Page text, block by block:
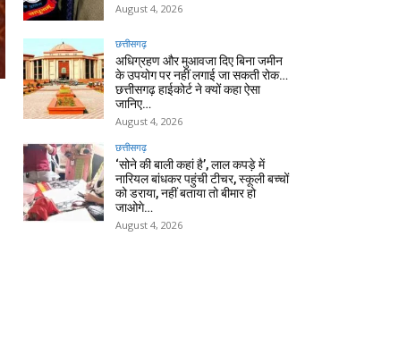
August 4, 2026
छत्तीसगढ़
अधिग्रहण और मुआवजा दिए बिना जमीन
के उपयोग पर नहीं लगाई जा सकती रोक…
छत्तीसगढ़ हाईकोर्ट ने क्यों कहा ऐसा
जानिए…
August 4, 2026
छत्तीसगढ़
‘सोने की बाली कहां है’, लाल कपड़े में
नारियल बांधकर पहुंची टीचर, स्कूली बच्चों
को डराया, नहीं बताया तो बीमार हो
जाओगे…
August 4, 2026